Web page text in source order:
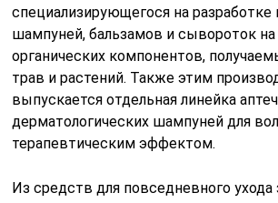
специализирующегося на разработке
шампуней, бальзамов и сывороток
органических компонентов,
трав и растений. Также этим
выпускается отдельная линейка
дерматологических шампуней для
терапевтическим эффектом.
Из средств для повседневного ухода